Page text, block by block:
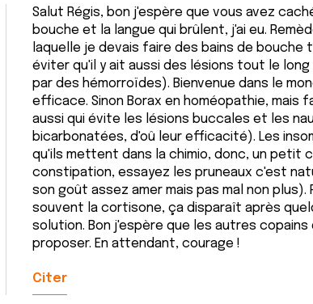
Salut Régis, bon j'espère que vous avez
bouche et la langue qui brûlent, j'ai eu.
laquelle je devais faire des bains de
éviter qu'il y ait aussi des lésions tout le
par des hémorroïdes). Bienvenue dans le
efficace. Sinon Borax en homéopathie, mais
aussi qui évite les lésions buccales et les
bicarbonatées, d'oû leur efficacité). Les
qu'ils mettent dans la chimio, donc, un petit
constipation, essayez les pruneaux c'est
son goût assez amer mais pas mal non
souvent la cortisone, ça disparaît après
solution. Bon j'espère que les autres
proposer. En attendant, courage !
Citer